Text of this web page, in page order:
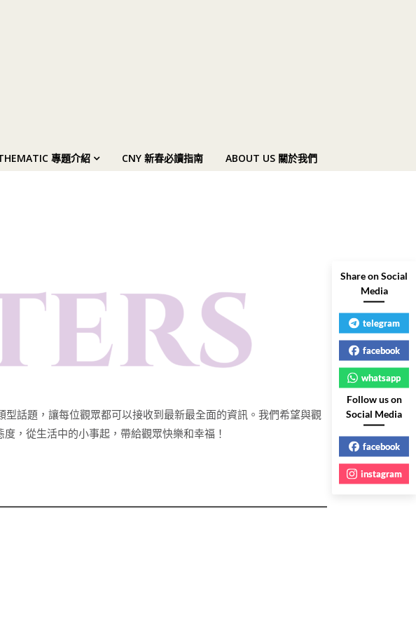
專題介紹 CNY 新春必讀指南 ABOUT US 關於我們
話題，讓每位觀眾都可以接收到最新最全面的資訊。我們希望與觀
，從生活中的小事起，帶給觀眾快樂和幸福！
Share on Social
Media
telegram
facebook
whatsapp
Follow us on
Social Media
facebook
instagram